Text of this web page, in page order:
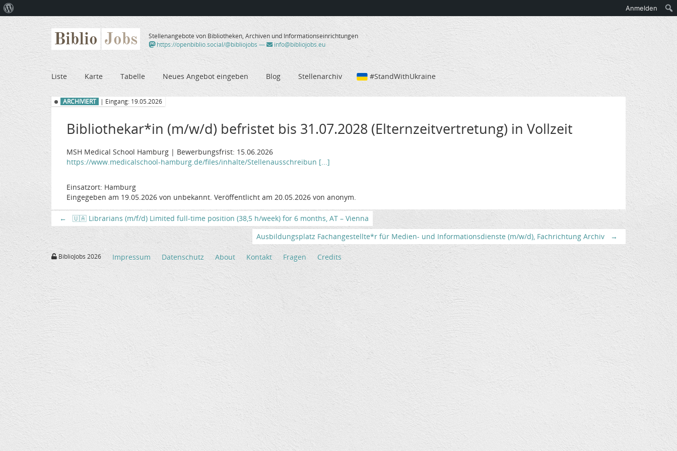
Biblio Jobs
Stellenangebote von Bibliotheken, Archiven und Informationseinrichtungen
https://openbiblio.social/@bibliojobs — info@bibliojobs.eu
Liste Karte Tabelle Neues Angebot eingeben Blog Stellenarchiv #StandWithUkraine
ARCHIVIERT | Eingang: 19.05.2026
Bibliothekar*in (m/w/d) befristet bis 31.07.2028 (Elternzeitvertretung) in Vollzeit
MSH Medical School Hamburg | Bewerbungsfrist: 15.06.2026
https://www.medicalschool-hamburg.de/files/inhalte/Stellenausschreibun [...]
Einsatzort: Hamburg
Eingegeben am 19.05.2026 von unbekannt. Veröffentlicht am 20.05.2026 von anonym.
←
🇺🇦 Librarians (m/f/d) Limited full-time position (38,5 h/week) for 6 months, AT – Vienna
Ausbildungsplatz Fachangestellte*r für Medien- und Informationsdienste (m/w/d), Fachrichtung Archiv
→
BiblioJobs 2026 Impressum Datenschutz About Kontakt Fragen Credits
WordPress
Anmelden